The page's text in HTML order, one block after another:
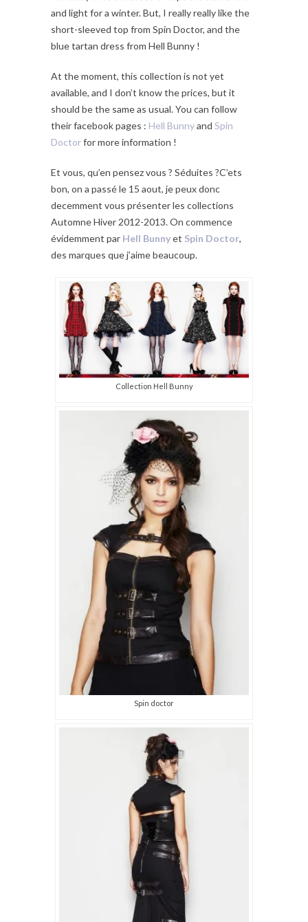
and light for a winter. But, I really really like the
short-sleeved top from Spin Doctor, and the
blue tartan dress from Hell Bunny !
At the moment, this collection is not yet
available, and I don’t know the prices, but it
should be the same as usual. You can follow
their facebook pages : Hell Bunnyand Spin
Doctorfor more information !
Et vous, qu’en pensez vous ? Séduites ?C’ets
bon, on a passé le 15 aout, je peux donc
decemment vous présenter les collections
Automne Hiver 2012-2013. On commence
évidemment par Hell Bunnyet Spin Doctor,
des marques que j’aime beaucoup.
Collection Hell Bunny
Spin doctor